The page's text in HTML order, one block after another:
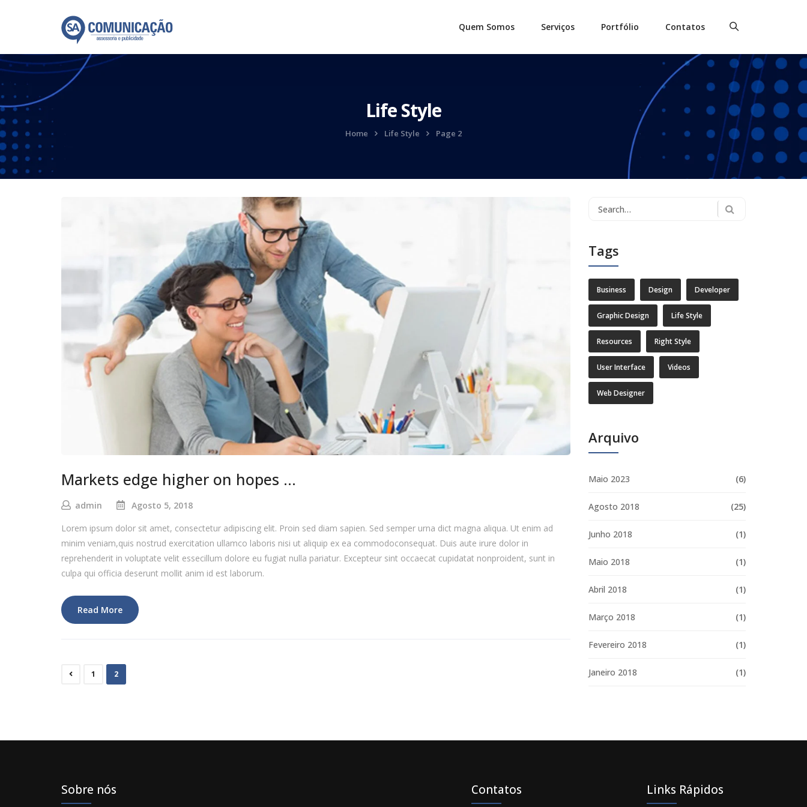
Quem Somos Serviços Portfólio Contatos
Life Style
Home Life Style Page 2
Markets edge higher on hopes …
admin
Agosto 5, 2018
Lorem ipsum dolor sit amet, consectetur adipiscing elit. Proin sed diam sapien. Sed semper urna dict magna aliqua. Ut enim ad
minim veniam,quis nostrud exercitation ullamco laboris nisi ut aliquip ex ea commodoconsequat. Duis aute irure dolor in
reprehenderit in voluptate velit essecillum dolore eu fugiat nulla pariatur. Excepteur sint occaecat cupidatat nonproident, sunt in
culpa qui officia deserunt mollit anim id est laborum.
Read More
1 2
Search
Tags
Business Design Developer
Graphic Design Life Style
Resources Right Style
User Interface Videos
Web Designer
Arquivo
Maio 2023 (6)
Agosto 2018 (25)
Junho 2018 (1)
Maio 2018 (1)
Abril 2018 (1)
Março 2018 (1)
Fevereiro 2018 (1)
Janeiro 2018 (1)
Sobre nós Contatos Links Rápidos